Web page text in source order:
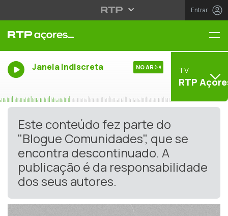
Entrar
Janela Indiscreta NO AR TV
RTP
Este conteúdo fez parte do
"Blogue Comunidades", que se
encontra descontinuado. A
publicação é da responsabilidade
dos seus autores.